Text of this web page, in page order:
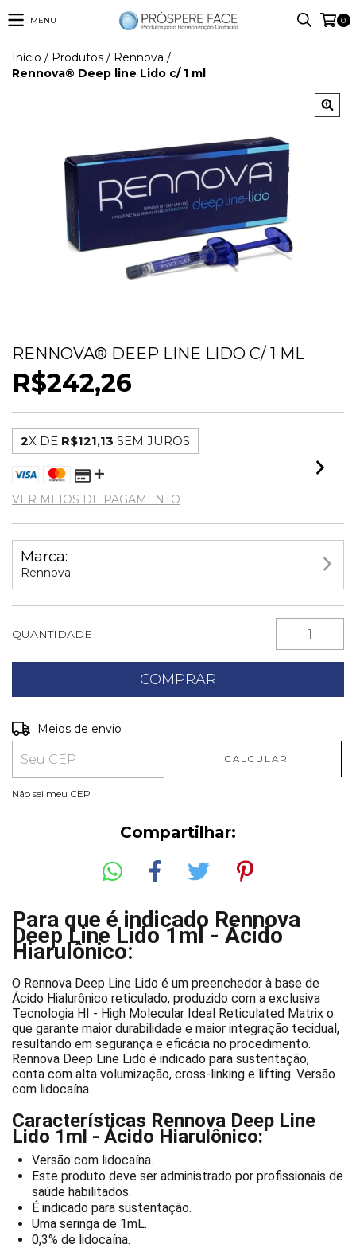
MENU 0
Início / Produtos / Rennova /
Rennova® Deep line Lido c/ 1 ml
RENNOVA® DEEP LINE LIDO C/ 1 ML
R$242,26
2X DE R$121,13 SEM JUROS
VER MEIOS DE PAGAMENTO
Marca:
Rennova
QUANTIDADE
Entregas para o CEP:
Meios de envio
CALCULAR
Não sei meu CEP
Compartilhar:
Para que é indicado Rennova
Deep Line Lido 1ml - Ácido
Hiarulônico:
O Rennova Deep Line Lido é um preenchedor à base de
Ácido Hialurônico reticulado, produzido com a exclusiva
Tecnologia HI - High Molecular Ideal Reticulated Matrix o
que garante maior durabilidade e maior integração tecidual,
resultando em segurança e eficácia no procedimento.
Rennova Deep Line Lido é indicado para sustentação,
conta com alta volumização, cross-linking e lifting. Versão
com lidocaína.
Características Rennova Deep Line
Lido 1ml - Ácido Hiarulônico:
Versão com lidocaína.
Este produto deve ser administrado por profissionais de
saúde habilitados.
É indicado para sustentação.
Uma seringa de 1mL.
0,3% de lidocaína.